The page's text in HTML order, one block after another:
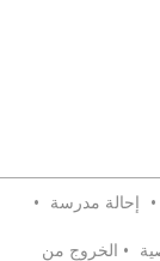
• إحالة مدرسة •
• الخروج من